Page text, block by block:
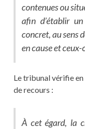
contenues ou
afin d’établir
concret, au sens
en cause et ceux-
Le tribunal vérifie
de recours :
À cet égard, la